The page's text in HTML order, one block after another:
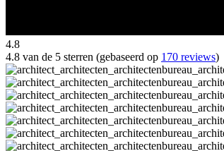
4.8
4.8 van de 5 sterren (gebaseerd op 170 reviews)